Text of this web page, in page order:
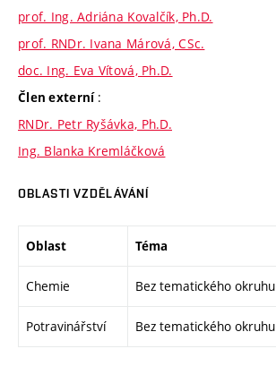
prof. Ing. Adriána Kovalčík, Ph.D.
prof. RNDr. Ivana Márová, CSc.
doc. Ing. Eva Vítová, Ph.D.
Člen externí :
RNDr. Petr Ryšávka, Ph.D.
Ing. Blanka Kremláčková
OBLASTI VZDĚLÁVÁNÍ
Oblast Téma
Chemie Bez tematického okruhu
Potravinářství Bez tematického okruhu